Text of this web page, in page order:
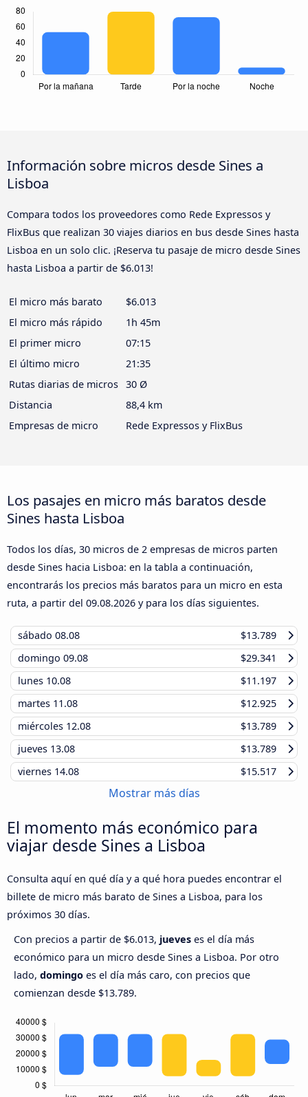
Información sobre micros desde Sines a
Lisboa
Compara todos los proveedores como Rede Expressos y
FlixBus que realizan 30 viajes diarios en bus desde Sines hasta
Lisboa en un solo clic. ¡Reserva tu pasaje de micro desde Sines
hasta Lisboa a partir de $6.013!
El micro más barato
$6.013
El micro más rápido
1h 45m
El primer micro
07:15
El último micro
21:35
Rutas diarias de micros 30 Ø
Distancia
88,4 km
Empresas de micro
Rede Expressos y FlixBus
Los pasajes en micro más baratos desde
Sines hasta Lisboa
Todos los días, 30 micros de 2 empresas de micros parten
desde Sines hacia Lisboa: en la tabla a continuación,
encontrarás los precios más baratos para un micro en esta
ruta, a partir del 09.08.2026 y para los días siguientes.
sábado 08.08
$13.789
domingo 09.08
$29.341
lunes 10.08
$11.197
martes 11.08
$12.925
miércoles 12.08
$13.789
jueves 13.08
$13.789
viernes 14.08 $15.517
Mostrar más días
El momento más económico para
viajar desde Sines a Lisboa
Consulta aquí en qué día y a qué hora puedes encontrar el
billete de micro más barato de Sines a Lisboa, para los
próximos 30 días.
Con precios a partir de $6.013, jueves es el día más
económico para un micro desde Sines a Lisboa. Por otro
lado, domingo es el día más caro, con precios que
comienzan desde $13.789.